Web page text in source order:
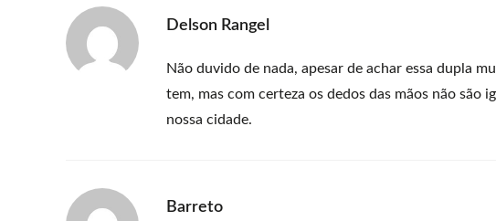
Delson Rangel
Não duvido de nada, apesar de achar essa dupla
tem, mas com certeza os dedos das mãos não são
nossa cidade.
Barreto